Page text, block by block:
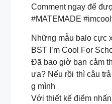
Comment ngay để
#MATEMADE
Những mẫu balo cực
BST I’m Cool For
Đã bao giờ bạn cảm
ưa? Nếu rồi thì câu
g mình
Với thiết kế điểm